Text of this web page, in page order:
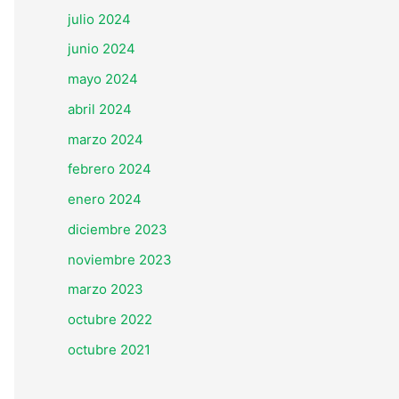
julio 2024
junio 2024
mayo 2024
abril 2024
marzo 2024
febrero 2024
enero 2024
diciembre 2023
noviembre 2023
marzo 2023
octubre 2022
octubre 2021